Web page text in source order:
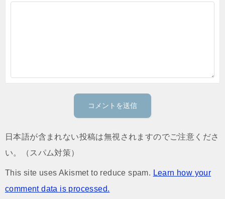
日本語が含まれない投稿は無視されますのでご注意くださ
い。（スパム対策）
This site uses Akismet to reduce spam. Learn how your
comment data is processed.